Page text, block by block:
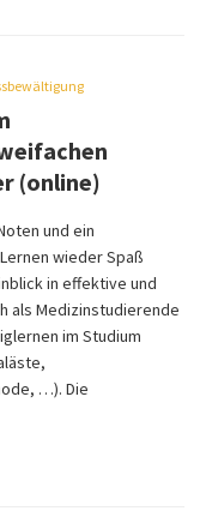
(online)
und ein
wieder Spaß
in effektive und
als Medizinstudierende
im Studium
…). Die